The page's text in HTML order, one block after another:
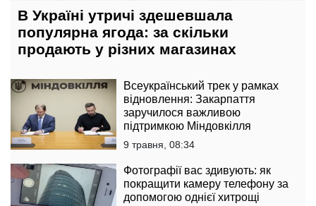
В Україні утричі здешевшала
популярна ягода: за скільки
продають у різних магазинах
Всеукраїнський трек у рамках
відновлення: Закарпаття
заручилося важливою
підтримкою Міндовкілля
9 травня, 08:34
Фотографії вас здивують: як
покращити камеру телефону за
допомогою однієї хитрощі